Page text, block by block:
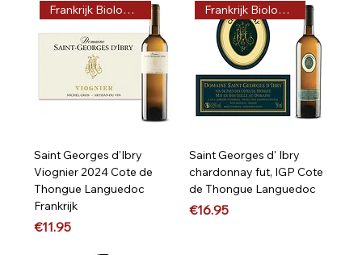
Frankrijk Biologisch
Saint Georges d'Ibry
Viognier 2024 Cote de
Thongue Languedoc
Frankrijk
Price
€11.95
Frankrijk Biologisch
Saint Georges d' Ibry
chardonnay fut, IGP Cote
de Thongue Languedoc
Price
€16.95